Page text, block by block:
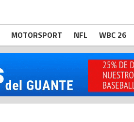
MOTORSPORT NFL WBC 26